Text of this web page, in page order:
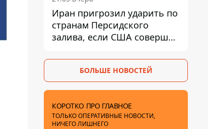
фейковые отчеты
Иран пригрозил ударить по
странам Персидского
залива, если США совершат
БОЛЬШЕ НОВОСТЕЙ
КОРОТКО ПРО ГЛАВНОЕ
ТОЛЬКО ОПЕРАТИВНЫЕ НОВОСТИ,
НИЧЕГО ЛИШНЕГО